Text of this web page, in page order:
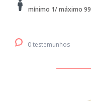
mínimo 1/ máximo 99
0 testemunhos